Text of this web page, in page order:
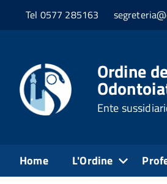
Tel 0577 285163
Ordine
Ente
Home L'Ordine